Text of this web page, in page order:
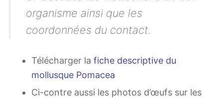
organisme ainsi que les
coordonnées du contact.
Télécharger la fiche descriptive du
mollusque Pomacea
Ci-contre aussi les photos d’œufs sur les